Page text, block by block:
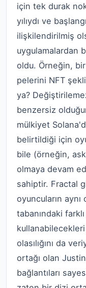
için tek durak
yılıydı ve
ilişkilendirilmiş
uygulamalardan
oldu. Örneğin,
pelerini NFT
ya?
benzersiz
mülkiyet
belirtildiği için
bile (örneğin,
olmaya devam
sahiptir. Fractal
oyuncuların
tabanındaki
olasılığını da
ortağı olan
bağlantıları